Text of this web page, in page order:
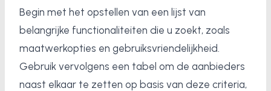
Begin met het opstellen van een lijst van
belangrijke functionaliteiten die u zoekt, zoals
maatwerkopties en gebruiksvriendelijkheid.
Gebruik vervolgens een tabel om de aanbieders
naast elkaar te zetten op basis van deze criteria,